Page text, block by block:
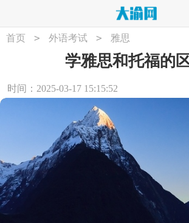
首页 > 外语考试 > 雅思
学雅思和托福的
时间：2025-03-17 15:15:52